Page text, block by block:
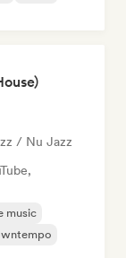
/ Nu Jazz
music